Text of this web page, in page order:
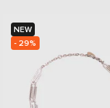
NEW
- 29%